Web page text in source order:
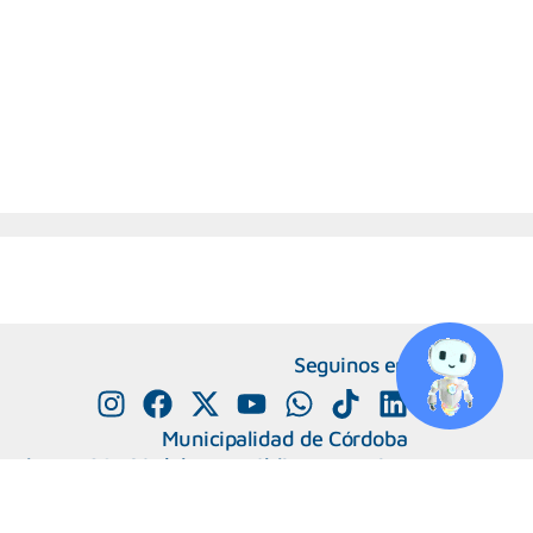
Seguinos en
Municipalidad de Córdoba
Alvear 120, Córdoba. República Argentina